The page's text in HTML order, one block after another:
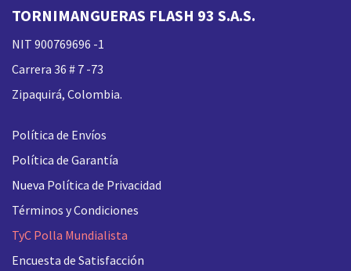
TORNIMANGUERAS FLASH 93 S.A.S.
NIT 900769696 -1
Carrera 36 # 7 -73
Zipaquirá, Colombia.
Política de Envíos
Política de Garantía
Nueva Política de Privacidad
Términos y Condiciones
TyC Polla Mundialista
Encuesta de Satisfacción